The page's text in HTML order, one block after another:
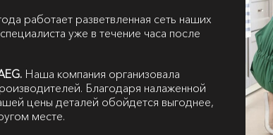
работает разветвленная сеть наших
уже в течение часа после
Наша компания организовала
Благодаря налаженной
цены деталей обойдется выгоднее,
месте.